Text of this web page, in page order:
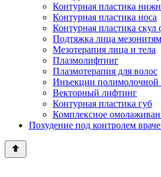
Контурная пластика
Контурная пластика носа
Контурная пластика скул
Подтяжка лица
Мезотерапия лица и тела
Плазмолифтинг
Плазмотерапия для волос
Инъекции полимолочной
Векторный лифтинг
Контурная пластика губ
Комплексное
Похудение под контролем